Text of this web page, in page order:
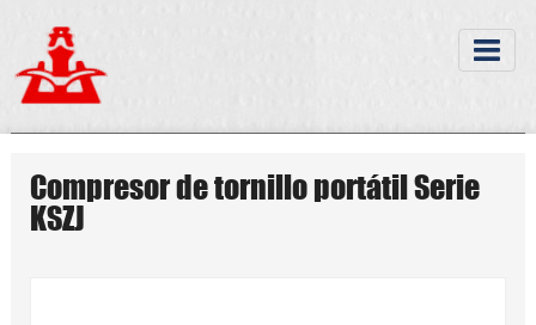
Compresor de tornillo portátil Serie
KSZJ